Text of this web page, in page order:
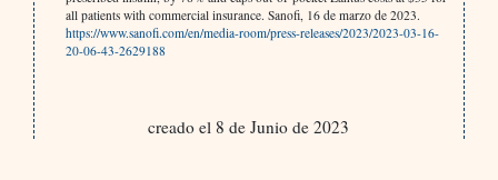
all patients with commercial insurance. Sanofi, 16 de marzo de 2023.
https://www.sanofi.com/en/media-room/press-releases/2023/2023-03-16-
20-06-43-2629188
creado el 8 de Junio de 2023